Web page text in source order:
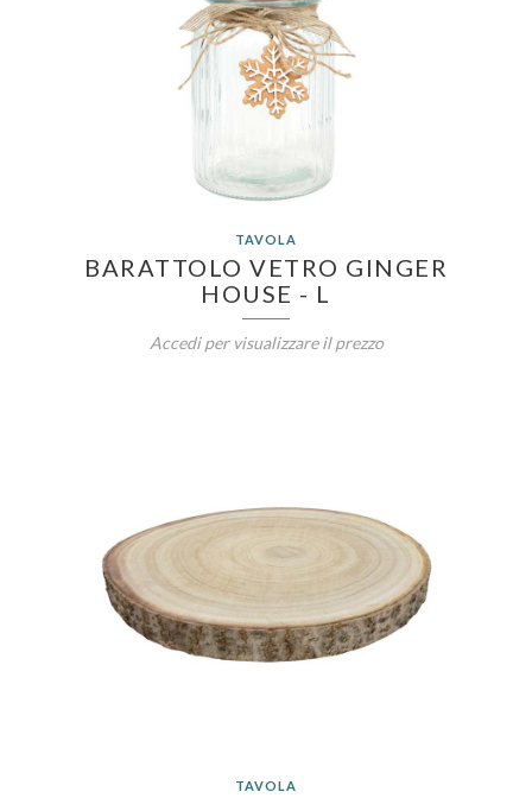
TAVOLA
BARATTOLO VETRO GINGER
HOUSE - L
Accedi per visualizzare il prezzo
TAVOLA